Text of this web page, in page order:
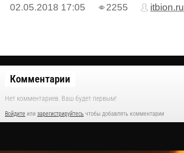
02.05.2018 17:05 2255 itbion.ru
Комментарии
Нет комментариев. Ваш будет первым!
Войдите или зарегистрируйтесь чтобы добавлять комментарии